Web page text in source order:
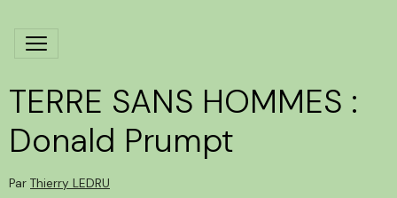
TERRE SANS HOMMES :
Donald Prumpt
Par Thierry LEDRU